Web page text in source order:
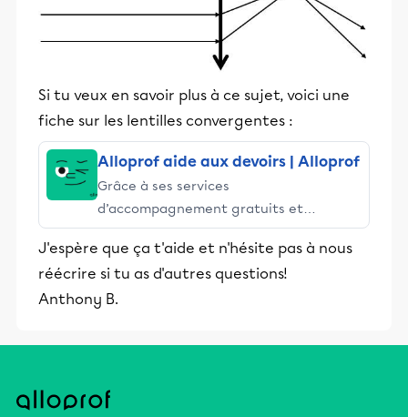
Si tu veux en savoir plus à ce sujet, voici une
fiche sur les lentilles convergentes :
Alloprof aide aux devoirs | Alloprof
Grâce à ses services
d’accompagnement gratuits et
stimulants, Alloprof engage les élèves
et leurs parents dans la réussite
éducative.
J'espère que ça t'aide et n'hésite pas à nous
réécrire si tu as d'autres questions!
Anthony B.